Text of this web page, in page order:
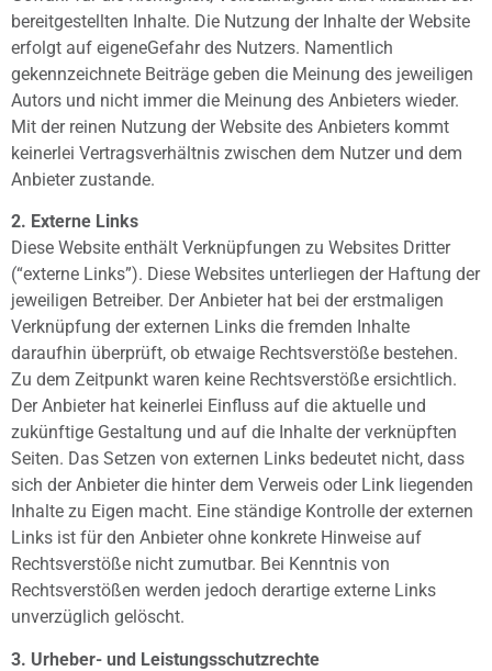
bereitgestellten Inhalte. Die Nutzung der Inhalte der Website
erfolgt auf eigeneGefahr des Nutzers. Namentlich
gekennzeichnete Beiträge geben die Meinung des jeweiligen
Autors und nicht immer die Meinung des Anbieters wieder.
Mit der reinen Nutzung der Website des Anbieters kommt
keinerlei Vertragsverhältnis zwischen dem Nutzer und dem
Anbieter zustande.
2. Externe Links
Diese Website enthält Verknüpfungen zu Websites Dritter
(“externe Links”). Diese Websites unterliegen der Haftung der
jeweiligen Betreiber. Der Anbieter hat bei der erstmaligen
Verknüpfung der externen Links die fremden Inhalte
daraufhin überprüft, ob etwaige Rechtsverstöße bestehen.
Zu dem Zeitpunkt waren keine Rechtsverstöße ersichtlich.
Der Anbieter hat keinerlei Einfluss auf die aktuelle und
zukünftige Gestaltung und auf die Inhalte der verknüpften
Seiten. Das Setzen von externen Links bedeutet nicht, dass
sich der Anbieter die hinter dem Verweis oder Link liegenden
Inhalte zu Eigen macht. Eine ständige Kontrolle der externen
Links ist für den Anbieter ohne konkrete Hinweise auf
Rechtsverstöße nicht zumutbar. Bei Kenntnis von
Rechtsverstößen werden jedoch derartige externe Links
unverzüglich gelöscht.
3. Urheber- und Leistungsschutzrechte